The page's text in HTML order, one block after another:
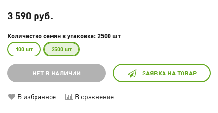
3 590 руб.
Количество семян в упаковке: 2500 шт
100 шт 2500 шт
НЕТ В НАЛИЧИИ ЗАЯВКА НА ТОВАР
В избранное В сравнение